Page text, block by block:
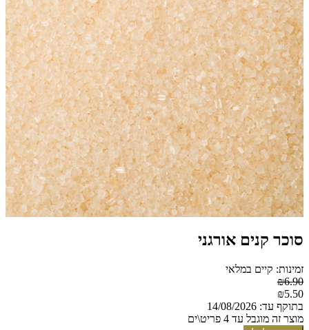
סוכר קנים אורגני
זמינות: קיים במלאי
₪6.90
₪5.50
בתוקף עד: 14/08/2026
מוצר זה מוגבל עד 4 פריט\ים